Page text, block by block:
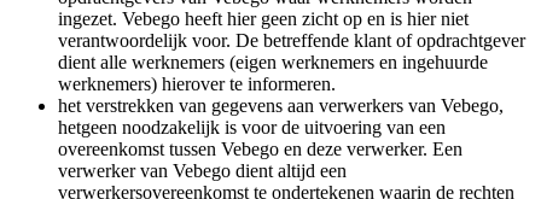
ingezet. Vebego heeft hier geen zicht op en is hier niet
verantwoordelijk voor. De betreffende klant of opdrachtgever
dient alle werknemers (eigen werknemers en ingehuurde
werknemers) hierover te informeren.
het verstrekken van gegevens aan verwerkers van Vebego,
hetgeen noodzakelijk is voor de uitvoering van een
overeenkomst tussen Vebego en deze verwerker. Een
verwerker van Vebego dient altijd een
verwerkersovereenkomst te ondertekenen waarin de rechten